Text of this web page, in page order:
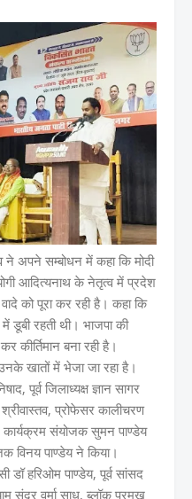
अपने सम्बोधन में कहा कि मोदी
आदित्यनाथ के नेतृत्व में प्रदेश
को पूरा कर रही है। कहा कि
रहती थी। भाजपा की
कीर्तिमान बना रही है।
खातों में भेजा जा रहा है।
पूर्व जिलाध्यक्ष ज्ञान सागर
प्रोफेसर कालीचरण
कार्यक्रम संयोजक सुमन पाण्डेय
विनय पाण्डेय ने किया।
हरिओम पाण्डेय, पूर्व सांसद
सुंदर वर्मा साधू, ब्लॉक प्रमुख